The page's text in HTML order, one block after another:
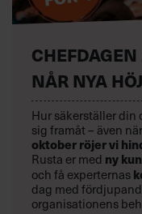
NÅR NYA
Hur säkerställer
sig framåt – även
oktoberröjer vi
Rusta er med ny
och få experternas
dag med
organisationens